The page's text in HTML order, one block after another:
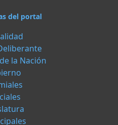
del portal
la Nación